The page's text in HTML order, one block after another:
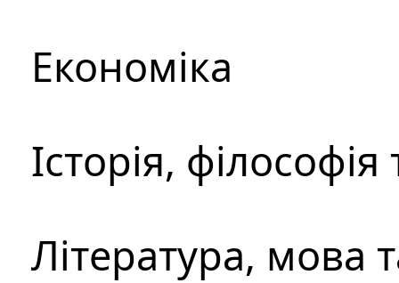
Економіка
Історія,
Література, мова